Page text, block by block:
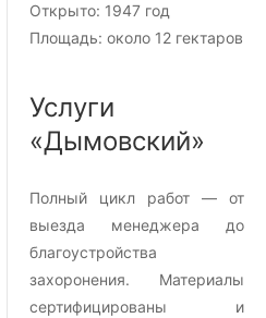
Открыто: 1947 год
Площадь: около 12 гектаров
Услуги
«Дымовский»
Полный цикл работ — от
выезда менеджера до
благоустройства
захоронения. Материалы
сертифицированы и